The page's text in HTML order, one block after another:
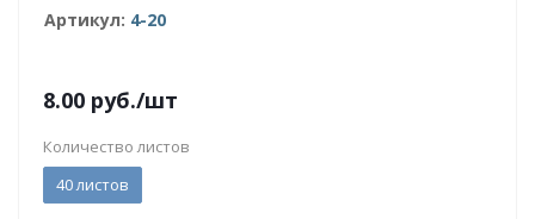
Артикул: 4-20
8.00 руб./шт
Количество листов
40 листов